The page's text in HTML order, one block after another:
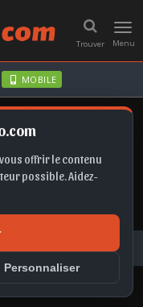
offrir le contenu
possible. Aidez-
Personnaliser
Menu
Trouver
MOBILE